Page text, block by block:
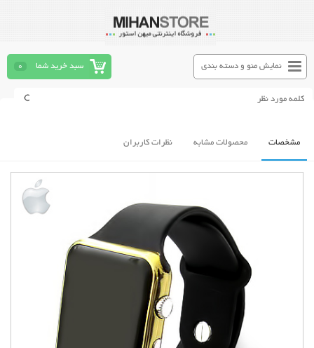
سبد خرید شما 0 نمایش منو و دسته بندی
مشخصات محصولات مشابه نظرات کاربران